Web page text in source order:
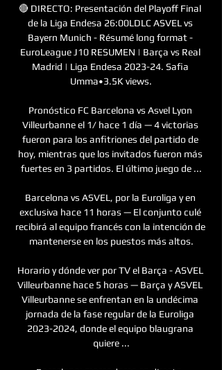
🔴 DIRECTO: Presentación del Playoff Final
de la Liga Endesa 26:00LDLC ASVEL vs
Bayern Munich - Résumé long format -
EuroLeague J10 RESUMEN | Barça vs Real
Madrid | Liga Endesa 2023-24. Safia
Umma•3.5K views.
Pronóstico FC Barcelona vs Asvel Lyon
Villeurbanne el 1/ hace 1 día — 4 victorias
fueron para los anfitriones del partido de
hoy, mientras que los invitados fueron más
fuertes en 3 partidos. El último juego de ...
Barcelona vs ASVEL, por la Euroliga y en
exclusiva hace 11 horas — El conjunto culé
recibirá al equipo francés con la intención de
mantenerse en los puestos más altos.
Horario y dónde ver por TV el Barça - ASVEL
Villeurbanne hace 5 horas — Barça y ASVEL
Villeurbanne se enfrentan en la undécima
jornada de la fase regular de la Euroliga
2023-2024, donde el equipo blaugrana
quiere ...